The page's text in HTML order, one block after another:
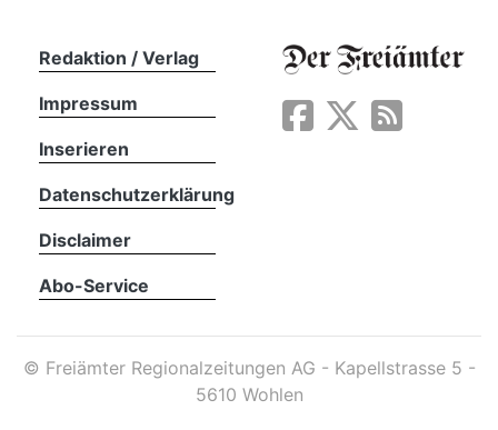
Redaktion / Verlag
Impressum
Inserieren
Datenschutzerklärung
Disclaimer
Abo-Service
© Freiämter Regionalzeitungen AG - Kapellstrasse 5 -
5610 Wohlen